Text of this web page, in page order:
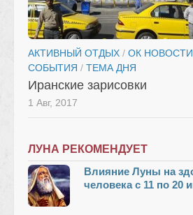
АКТИВНЫЙ ОТДЫХ / ОК НОВОСТИ
СОБЫТИЯ / ТЕМА ДНЯ
Иранские зарисовки
1 Авг, 2017
ЛУНА РЕКОМЕНДУЕТ
Влияние Луны на
человека с 11 по 20